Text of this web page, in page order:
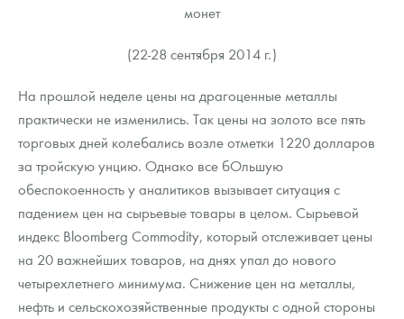
монет
(22-28 сентября 2014 г.)
На прошлой неделе цены на драгоценные металлы
практически не изменились. Так цены на золото все пять
торговых дней колебались возле отметки 1220 долларов
за тройскую унцию. Однако все бОльшую
обеспокоенность у аналитиков вызывает ситуация с
падением цен на сырьевые товары в целом. Сырьевой
индекс Bloomberg Commodity, который отслеживает цены
на 20 важнейших товаров, на днях упал до нового
четырехлетнего минимума. Снижение цен на металлы,
нефть и сельскохозяйственные продукты с одной стороны